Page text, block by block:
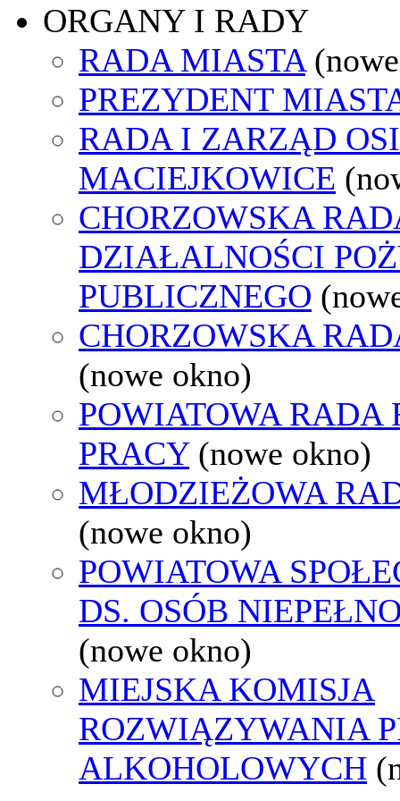
ORGANY I RADY
RADA MIASTA
PREZYDENT
RADA I ZARZĄD
MACIEJKOWICE
CHORZOWSKA
DZIAŁALNOŚCI
PUBLICZNEGO
CHORZOWSKA
(nowe okno)
POWIATOWA RADA
PRACY (nowe okno)
MŁODZIEŻOWA
(nowe okno)
POWIATOWA
DS. OSÓB
(nowe okno)
MIEJSKA KOMISJA
ROZWIĄZYWANIA
ALKOHOLOWYCH